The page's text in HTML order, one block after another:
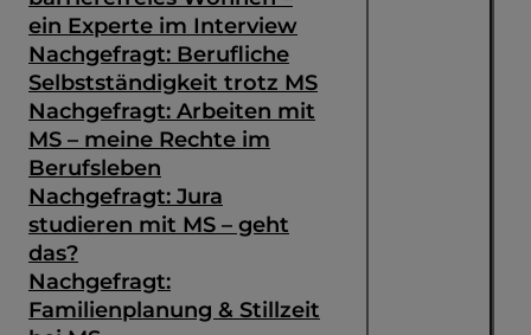
ein Experte im Interview
Nachgefragt: Berufliche
Selbstständigkeit trotz MS
Nachgefragt: Arbeiten mit
MS – meine Rechte im
Berufsleben
Nachgefragt: Jura
studieren mit MS – geht
das?
Nachgefragt:
Familienplanung & Stillzeit